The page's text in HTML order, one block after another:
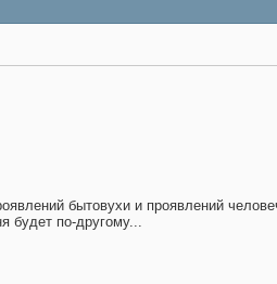
бытовухи и проявлений
будет по-другому...